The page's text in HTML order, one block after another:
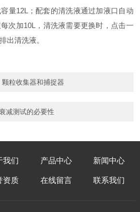
12L；配套的清洗液通过加液口自动
次加10L，清洗液需要更换时，点击一
出清洗液。
粒收集器和捕捉器
减测试的必要性
我们 产品中心 新闻中心
资质 在线留言 联系我们